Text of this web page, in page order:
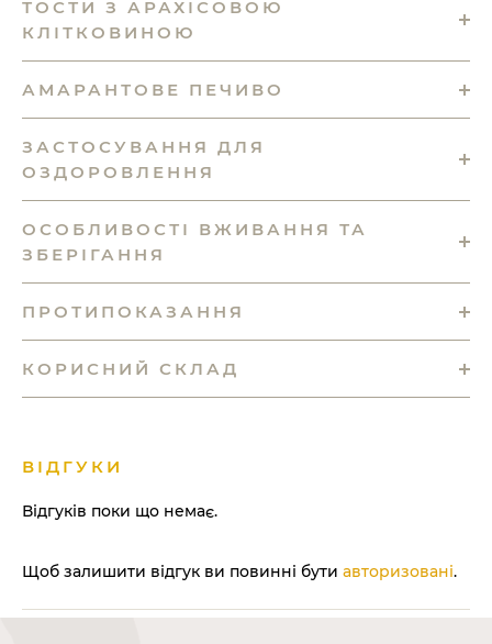
ТОСТИ З АРАХІСОВОЮ
КЛІТКОВИНОЮ
АМАРАНТОВЕ ПЕЧИВО
ЗАСТОСУВАННЯ ДЛЯ
ОЗДОРОВЛЕННЯ
ОСОБЛИВОСТІ ВЖИВАННЯ ТА
ЗБЕРІГАННЯ
ПРОТИПОКАЗАННЯ
КОРИСНИЙ СКЛАД
ВІДГУКИ
Відгуків поки що немає.
Щоб залишити відгук ви повинні бути авторизовані.